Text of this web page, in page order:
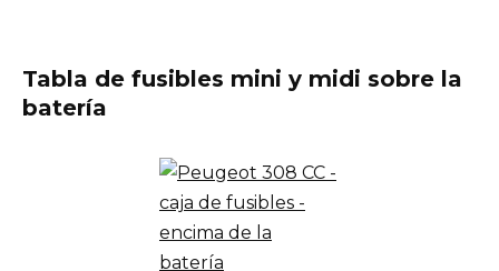
Tabla de fusibles mini y midi sobre la
batería